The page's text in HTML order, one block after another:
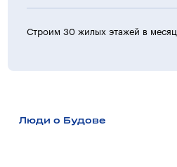
Строим 30 жилых этажей в месяц
Люди о Будове